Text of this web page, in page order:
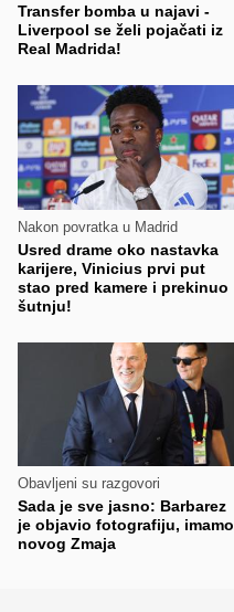
Transfer bomba u najavi -
Liverpool se želi pojačati iz
Real Madrida!
Nakon povratka u Madrid
Usred drame oko nastavka
karijere, Vinicius prvi put
stao pred kamere i prekinuo
šutnju!
Obavljeni su razgovori
Sada je sve jasno: Barbarez
je objavio fotografiju, imamo
novog Zmaja